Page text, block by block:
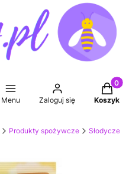
Menu Zaloguj się Koszyk
Produkty spożywcze Słodycze,